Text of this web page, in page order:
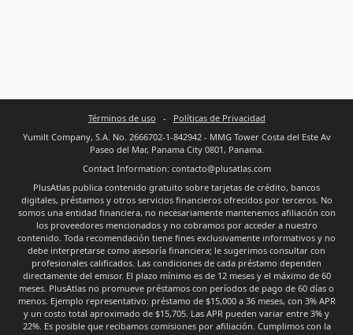
Términos de uso - Políticas de Privacidad
Yumilt Company, S.A. No. 2666702-1-842942 - MMG Tower Costa del Este Av
Paseo del Mar, Panama City 0801, Panama.
Contact Information: contacto@plusatlas.com
PlusAtlas publica contenido gratuito sobre tarjetas de crédito, bancos
digitales, préstamos y otros servicios financieros ofrecidos por terceros. No
somos una entidad financiera, no necesariamente mantenemos afiliación con
los proveedores mencionados y no cobramos por acceder a nuestro
contenido. Toda recomendación tiene fines exclusivamente informativos y no
debe interpretarse como asesoría financiera; le sugerimos consultar con
profesionales calificados. Las condiciones de cada préstamo dependen
directamente del emisor. El plazo mínimo es de 12 meses y el máximo de 60
meses. PlusAtlas no promueve préstamos con períodos de pago de 60 días o
menos. Ejemplo representativo: préstamo de $15,000 a 36 meses, con 3% APR
y un costo total aproximado de $15,705. Las APR pueden variar entre 3% y
22%. Es posible que recibamos comisiones por afiliación. Cumplimos con la